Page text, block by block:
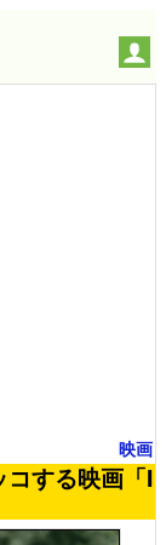
映画
コする映画「I